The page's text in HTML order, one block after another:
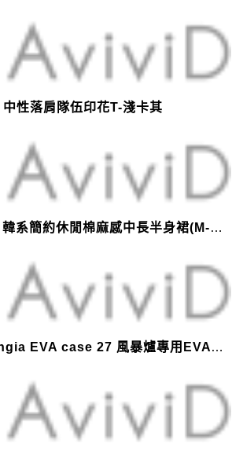
性落肩隊伍印花T-淺卡其
棉麻感中長半身裙(M-2XL)【XMS54038】＊艾美時尚(現+預)
case 27 風暴爐專用EVA 防護外盒(小)-黑